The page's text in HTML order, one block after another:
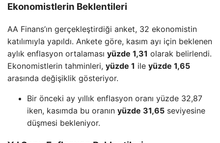
Ekonomistlerin Beklentileri
AA Finans’ın gerçekleştirdiği anket, 32 ekonomistin
katılımıyla yapıldı. Ankete göre, kasım ayı için beklenen
aylık enflasyon ortalaması yüzde 1,31 olarak belirlendi.
Ekonomistlerin tahminleri, yüzde 1 ile yüzde 1,65
arasında değişiklik gösteriyor.
Bir önceki ay yıllık enflasyon oranı yüzde 32,87
iken, kasımda bu oranın yüzde 31,65 seviyesine
düşmesi bekleniyor.